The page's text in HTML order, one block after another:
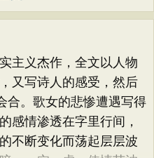
义杰作，全文以人物
又写诗人的感受，然后
合。歌女的悲惨遭遇写得
感情渗透在字里行间，
不断变化而荡起层层波